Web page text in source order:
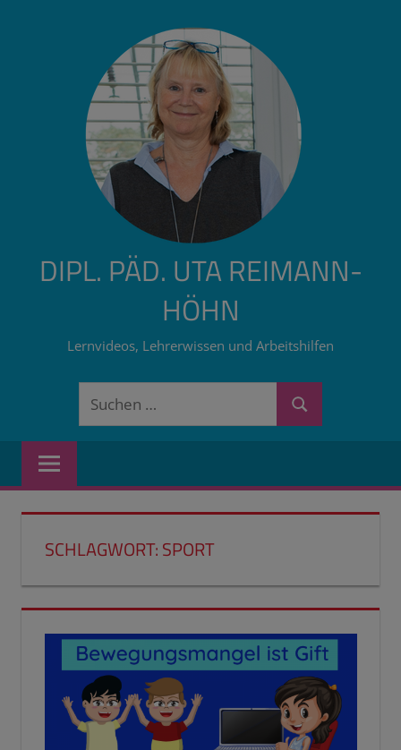
DIPL. PÄD. UTA REIMANN-
HÖHN
Lernvideos, Lehrerwissen und Arbeitshilfen
Suchen
Suchen
SCHLAGWORT:SPORT